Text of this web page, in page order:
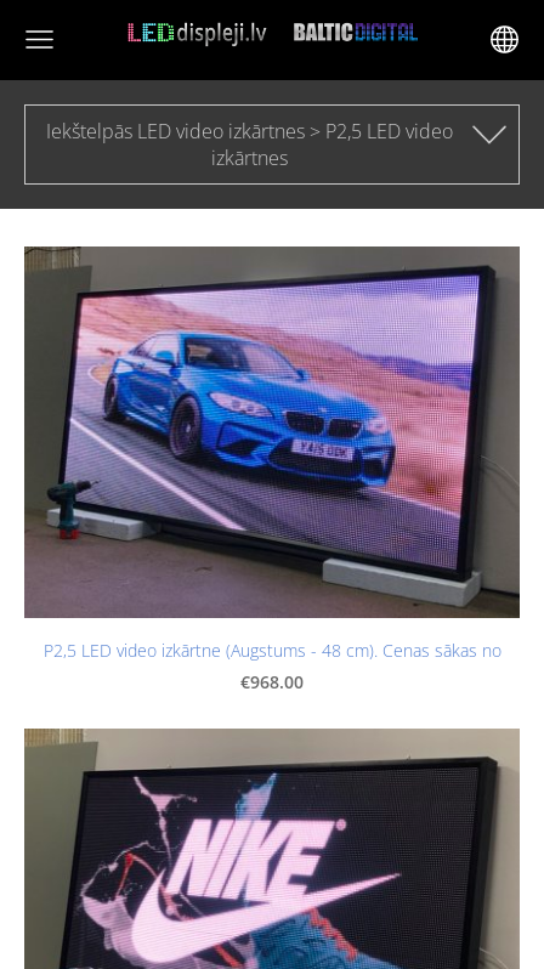
Iekštelpās LED video izkārtnes > P2,5 LED video
izkārtnes
P2,5 LED video izkārtne (Augstums - 48 cm). Cenas sākas no
€968.00